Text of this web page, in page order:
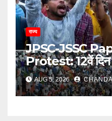
राज्य
JPSC-JSSC
Protest: 12वें
अब भूख हड़ताल से
की तैयारी
AUG 5, 2026